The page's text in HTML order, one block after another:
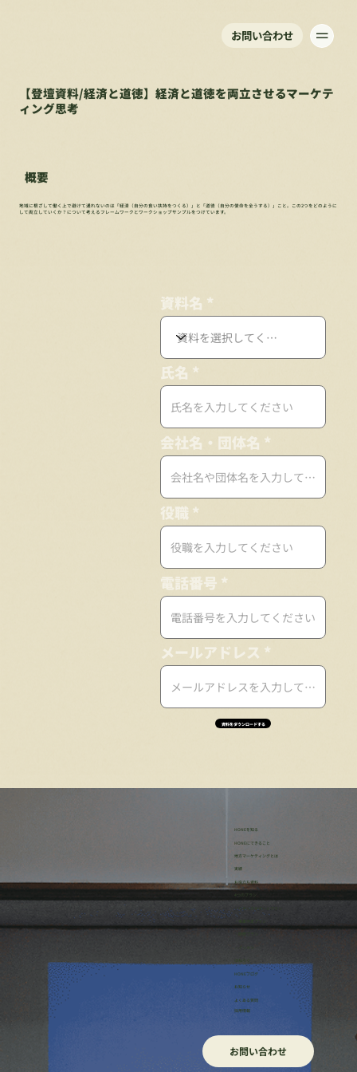
お問い合わせ
【登壇資料/経済と道徳】経済と道徳を両立させるマーケテ
ィング思考
概要
地域に根ざして働く上で避けて通れないのは「経済（自分の食い扶持をつくる）」と「道徳（自分の使命を全うする）」こと。この2つをどのように
して両立していくか？について考えるフレームワークとワークショップサンプルをつけています。
資料名
氏名
会社名・団体名
役職
電話番号
メールアドレス
資料をダウンロードする
HONEを知る
HONEにできること
地方マーケティングとは
実績
お役立ち資料
・リサーチサポートプラン
・事業伴走プラン
ほねろぐ
HONEブログ
​お知らせ
よくある質問
採用情報
お問い合わせ